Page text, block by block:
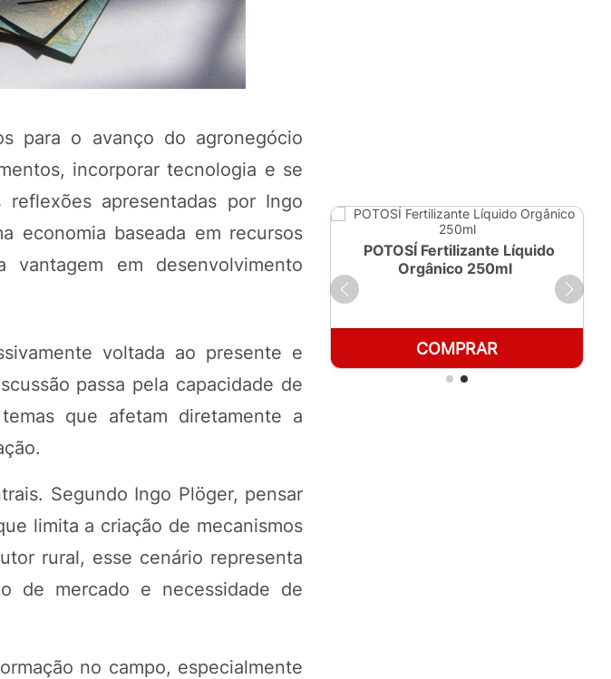
para o avanço do agronegócio
incorporar tecnologia e se
apresentadas por Ingo
economia baseada em recursos
vantagem em desenvolvimento
voltada ao presente e
passa pela capacidade de
que afetam diretamente a
Segundo Ingo Plöger, pensar
limita a criação de mecanismos
rural, esse cenário representa
de mercado e necessidade de
no campo, especialmente
Orgânico 1 LT
COMPRAR
POTOSÍ Fertilizante Líquido
Orgânico 250ml
COMPRAR